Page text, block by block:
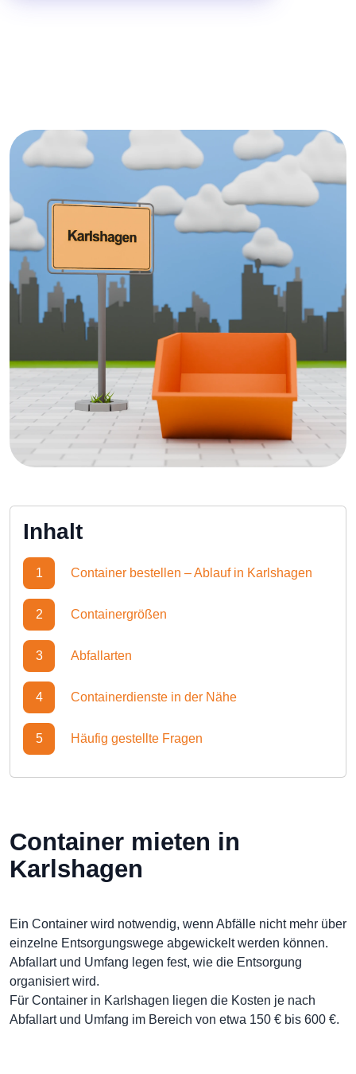
Inhalt
1 Container bestellen – Ablauf in Karlshagen
2 Containergrößen
3 Abfallarten
4 Containerdienste in der Nähe
5 Häufig gestellte Fragen
Container mieten in
Karlshagen
Ein Container wird notwendig, wenn Abfälle nicht mehr über
einzelne Entsorgungswege abgewickelt werden können.
Abfallart und Umfang legen fest, wie die Entsorgung
organisiert wird.
Für Container in Karlshagen liegen die Kosten je nach
Abfallart und Umfang im Bereich von etwa 150 € bis 600 €.